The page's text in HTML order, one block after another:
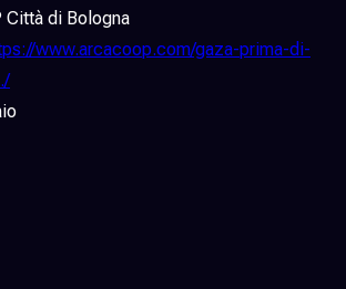
Città di Bologna
www.arcacoop.com/gaza-prima-di-